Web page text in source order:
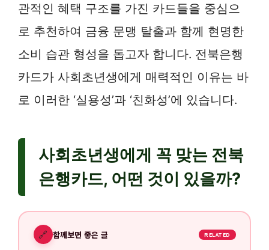
관적인 혜택 구조를 가진 카드들을 중심으
로 추천하여 금융 문맹 탈출과 함께 현명한
소비 습관 형성을 돕고자 합니다. 전북은행
카드가 사회초년생에게 매력적인 이유는 바
로 이러한 ‘실용성’과 ‘친화성’에 있습니다.
사회초년생에게 꼭 맞는 전북
은행카드, 어떤 것이 있을까?
🔗 함께보면 좋은 글 RELATED